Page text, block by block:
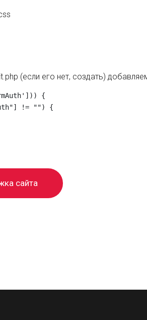
(если его нет, создать)
{
!= "") {
сайта